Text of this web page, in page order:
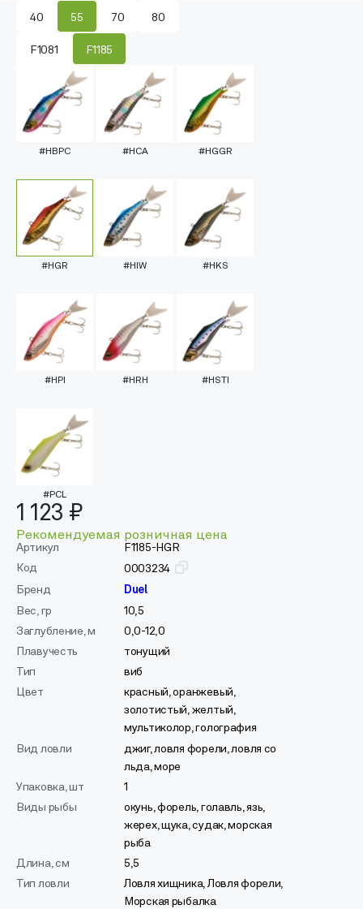
40 55 70 80
F1081 F1185
#HBPC #HCA #HGGR
#HGR #HIW #HKS
#HPI #HRH #HSTI
#PCL
1 123 ₽
Рекомендуемая розничная цена
Артикул
F1185-HGR
Код
0003234
Бренд
Duel
Вес, гр
10,5
Заглубление, м
0,0-12,0
Плавучесть
тонущий
Тип
виб
Цвет
красный, оранжевый,
золотистый, желтый,
мультиколор, голография
Вид ловли
джиг, ловля форели, ловля со
льда, море
Упаковка, шт
1
Виды рыбы
окунь, форель, голавль, язь,
жерех, щука, судак, морская
рыба
Длина, см
5,5
Тип ловли
Ловля хищника, Ловля форели,
Морская рыбалка